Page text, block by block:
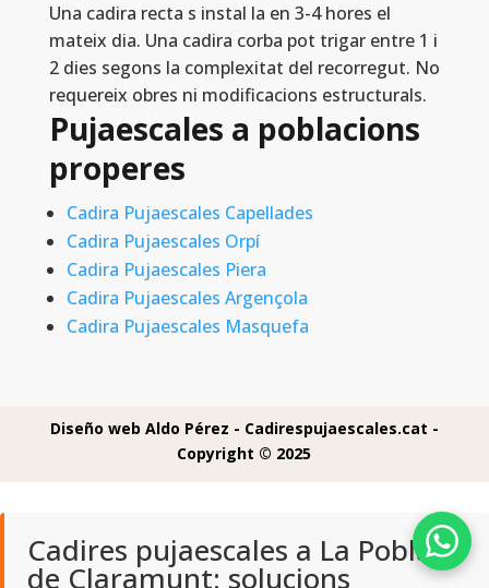
Una cadira recta s instal la en 3-4 hores el
mateix dia. Una cadira corba pot trigar entre 1 i
2 dies segons la complexitat del recorregut. No
requereix obres ni modificacions estructurals.
Pujaescales a poblacions
properes
Cadira Pujaescales Capellades
Cadira Pujaescales Orpí
Cadira Pujaescales Piera
Cadira Pujaescales Argençola
Cadira Pujaescales Masquefa
Diseño web Aldo Pérez - Cadirespujaescales.cat -
Copyright © 2025
Cadires pujaescales a La Pobla
de Claramunt: solucions